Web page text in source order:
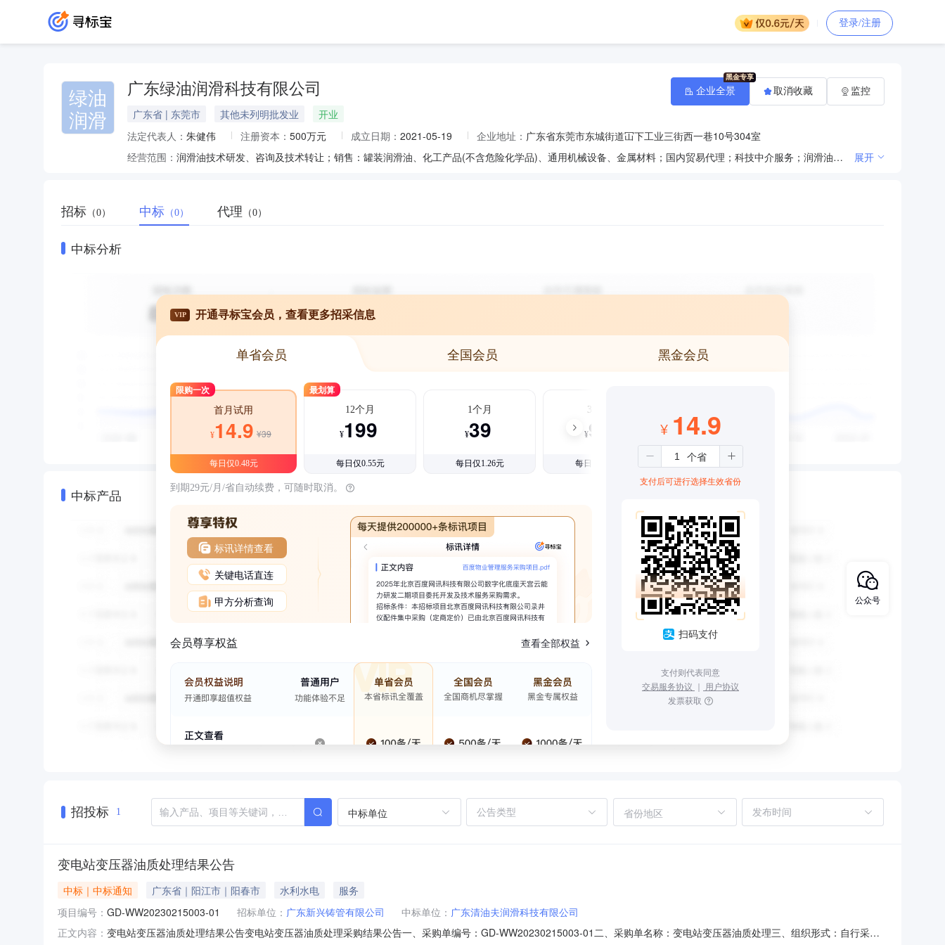
登录/注册
绿油
润滑
广东绿油润滑科技有限公司
广东省 | 东莞市 其他未列明批发业
开业
法定代表人： 朱健伟 注册资本： 500万元 成立日期： 2021-05-19 企业地址： 广东省东莞市东城街道冚下工业三街西一巷10号304室
经营范围：
润滑油技术研发、咨询及技术转让；销售：罐装润滑油、化工产品(不含危险化学品)、通用机械设备、金属材料；国内贸易代理；科技中介服务；润滑油技术服务；商业信息咨询；信息咨询服务；货物或技术进出口(国家禁止或涉及行政审批的货物和技术进出口除外)。(依法须经批准的项目，经相关部门批准后方可开展经营活动) 展开
企业全景 取消收藏 监控
招标 （0） 中标 （0） 代理 （0）
中标分析
中标产品
VIP 开通寻标宝会员，查看更多招采信息
单省会员 全国会员 黑金会员
限购一次
首月试用
¥14.9 ¥39
每日仅0.48元
最划算
12个月
¥199
每日仅0.55元
1个月
¥39
每日仅1.26元
3个月
¥99
每日仅1.08元
到期29元/月/省自动续费，可随时取消。
标讯详情查看
关键电话直连
甲方分析查询
会员尊享权益 查看全部权益
¥ 14.9
支付后可进行选择生效省份
扫码支付
支付则代表同意
交易服务协议 ｜ 用户协议
发票获取
招投标 1 中标单位 省份地区
变电站变压器油质处理结果公告
中标｜中标通知 广东省｜阳江市｜阳春市 水利水电
服务
项目编号： GD-WW20230215003-01 招标单位： 广东新兴铸管有限公司 中标单位： 广东清油夫润滑科技有限公司
正文内容： 变电站变压器油质处理结果公告变电站变压器油质处理采购结果公告一、采购单编号：GD-WW20230215003-01二、采购单名称：变电站变压器油质处理三、组织形式：自行采购
公众号